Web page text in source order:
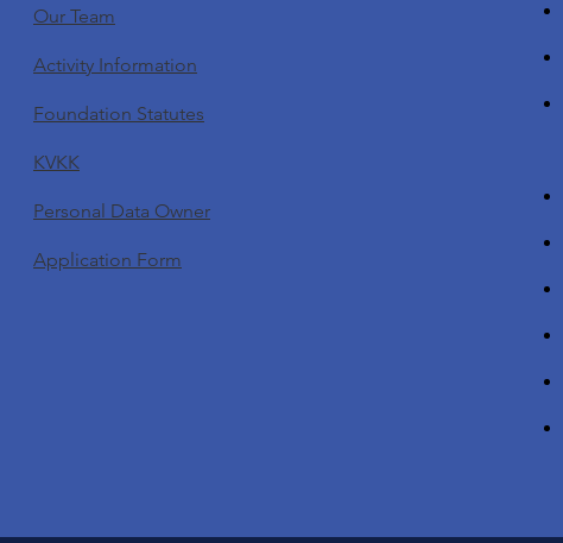
Our Team
Activity Information
Foundation Statutes
KVKK
Personal Data Owner
Application Form